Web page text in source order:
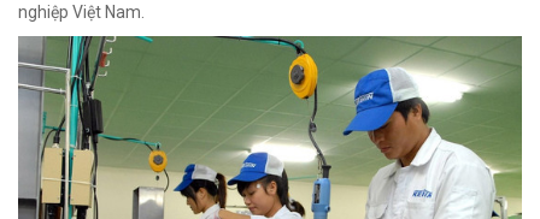
nghiệp Việt Nam.